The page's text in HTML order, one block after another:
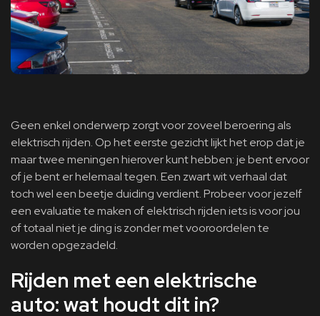
Geen enkel onderwerp zorgt voor zoveel beroering als
elektrisch rijden. Op het eerste gezicht lijkt het erop dat je
maar twee meningen hierover kunt hebben: je bent ervoor
of je bent er helemaal tegen. Een zwart wit verhaal dat
toch wel een beetje duiding verdient. Probeer voor jezelf
een evaluatie te maken of elektrisch rijden iets is voor jou
of totaal niet je ding is zonder met vooroordelen te
worden opgezadeld.
Rijden met een elektrische
auto: wat houdt dit in?